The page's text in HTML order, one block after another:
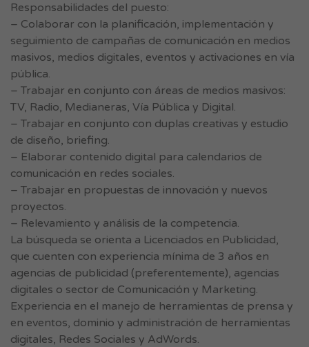
Responsabilidades del puesto:
– Colaborar con la planificación, implementación y
seguimiento de campañas de comunicación en medios
masivos, medios digitales, eventos y activaciones en vía
pública.
– Trabajar en conjunto con áreas de medios masivos:
TV, Radio, Medianeras, Vía Pública y Digital.
– Trabajar en conjunto con duplas creativas y estudio
de diseño, briefing.
– Elaborar contenido digital para calendarios de
comunicación en redes sociales.
– Trabajar en propuestas de innovación y nuevos
proyectos.
– Relevamiento y análisis de la competencia.
La búsqueda se orienta a Licenciados en Publicidad,
que cuenten con experiencia mínima de 3 años en
agencias de publicidad (preferentemente), agencias
digitales o sector de Comunicación y Marketing.
Experiencia en el manejo de herramientas de prensa y
en eventos, dominio y administración de herramientas
digitales, Redes Sociales y AdWords.